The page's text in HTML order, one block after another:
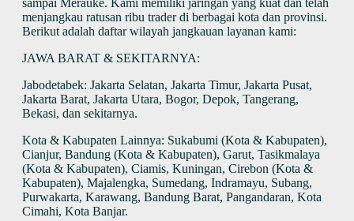
menjangkau ratusan ribu trader di berbagai kota dan provinsi.
Berikut adalah daftar wilayah jangkauan layanan kami:
JAWA BARAT & SEKITARNYA:
Jabodetabek: Jakarta Selatan, Jakarta Timur, Jakarta Pusat,
Jakarta Barat, Jakarta Utara, Bogor, Depok, Tangerang,
Bekasi, dan sekitarnya.
Kota & Kabupaten Lainnya: Sukabumi (Kota & Kabupaten),
Cianjur, Bandung (Kota & Kabupaten), Garut, Tasikmalaya
(Kota & Kabupaten), Ciamis, Kuningan, Cirebon (Kota &
Kabupaten), Majalengka, Sumedang, Indramayu, Subang,
Purwakarta, Karawang, Bandung Barat, Pangandaran, Kota
Cimahi, Kota Banjar.